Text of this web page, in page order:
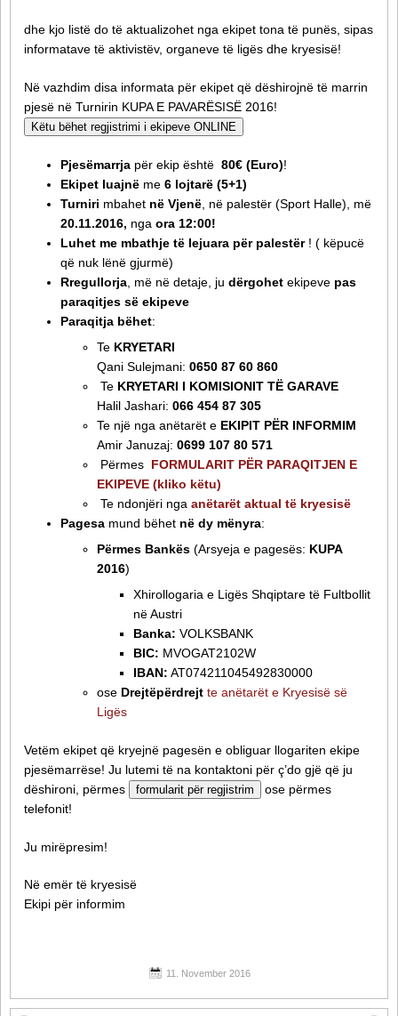
dhe kjo listë do të aktualizohet nga ekipet tona të punës, sipas
informatave të aktivistëv, organeve të ligës dhe kryesisë!
Në vazhdim disa informata për ekipet që dëshirojnë të marrin
pjesë në Turnirin KUPA E PAVARËSISË 2016!
Këtu bëhet regjistrimi i ekipeve ONLINE
Pjesëmarrjapër ekip është 80€ (Euro)!
Ekipet luajnëme 6 lojtarë (5+1)
Turniri mbahet në Vjenë, në palestër (Sport Halle), më
20.11.2016, nga ora 12:00!
Luhet me mbathje të lejuara për palestër! ( këpucë
që nuk lënë gjurmë)
Rregullorja, më në detaje, ju dërgohetekipeve pas
paraqitjes së ekipeve
Paraqitja bëhet:
TeKRYETARI
Qani Sulejmani: 0650 87 60 860
Te KRYETARI I KOMISIONIT TË GARAVE
Halil Jashari: 066 454 87 305
Te një nga anëtarët e EKIPIT PËR INFORMIM
Amir Januzaj: 0699 107 80 571
Përmes FORMULARIT PËR PARAQITJEN E
EKIPEVE (kliko këtu)
Te ndonjëri nga anëtarët aktual të kryesisë
Pagesamund bëhet në dy mënyra:
Përmes Bankës(Arsyeja e pagesës: KUPA
2016)
Xhirollogaria e Ligës Shqiptare të Fultbollit
në Austri
Banka: VOLKSBANK
BIC: MVOGAT2102W
IBAN: AT074211045492830000
ose Drejtëpërdrejt te anëtarët e Kryesisë së
Ligës
Vetëm ekipet që kryejnë pagesën e obliguar llogariten ekipe
pjesëmarrëse! Ju lutemi të na kontaktoni për ç’do gjë që ju
dëshironi, përmes
formularit për regjistrim
ose përmes
telefonit!
Ju mirëpresim!
Në emër të kryesisë
Ekipi për informim
11. November 2016